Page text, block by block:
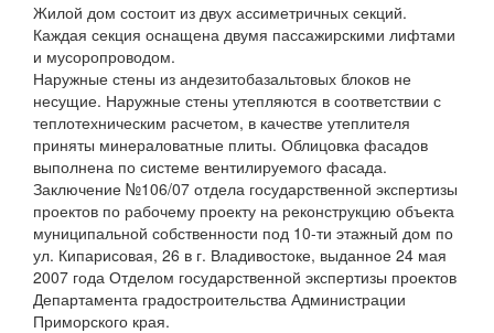
Жилой дом состоит из двух ассиметричных секций.
Каждая секция оснащена двумя пассажирскими лифтами
и мусоропроводом.
Наружные стены из андезитобазальтовых блоков не
несущие. Наружные стены утепляются в соответствии с
теплотехническим расчетом, в качестве утеплителя
приняты минераловатные плиты. Облицовка фасадов
выполнена по системе вентилируемого фасада.
Заключение №106/07 отдела государственной экспертизы
проектов по рабочему проекту на реконструкцию объекта
муниципальной собственности под 10-ти этажный дом по
ул. Кипарисовая, 26 в г. Владивостоке, выданное 24 мая
2007 года Отделом государственной экспертизы проектов
Департамента градостроительства Администрации
Приморского края.